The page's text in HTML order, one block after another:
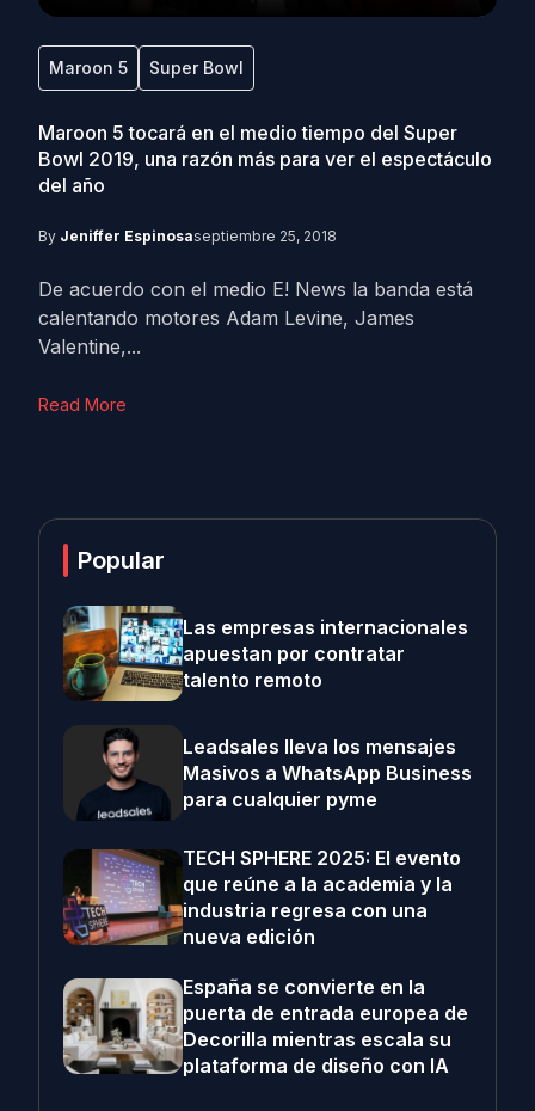
Maroon 5 Super Bowl
Maroon 5 tocará en el medio tiempo del Super
Bowl 2019, una razón más para ver el espectáculo
del año
By Jeniffer Espinosaseptiembre 25, 2018
De acuerdo con el medio E! News la banda está
calentando motores Adam Levine, James
Valentine,...
Read More
Popular
Las empresas internacionales
apuestan por contratar
talento remoto
Leadsales lleva los mensajes
Masivos a WhatsApp Business
para cualquier pyme
TECH SPHERE 2025: El evento
que reúne a la academia y la
industria regresa con una
nueva edición
España se convierte en la
puerta de entrada europea de
Decorilla mientras escala su
plataforma de diseño con IA